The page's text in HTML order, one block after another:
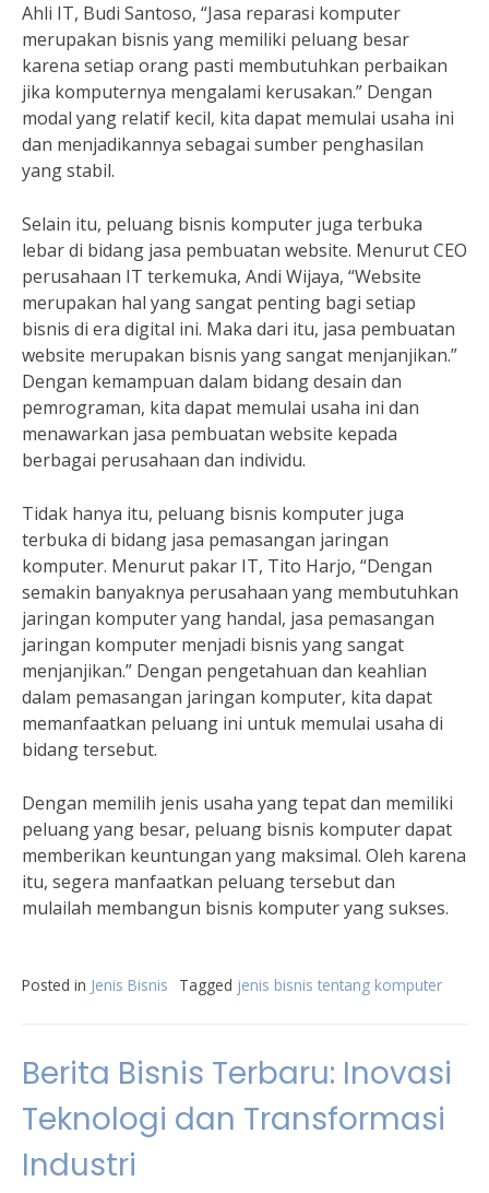
Ahli IT, Budi Santoso, “Jasa reparasi komputer
merupakan bisnis yang memiliki peluang besar
karena setiap orang pasti membutuhkan perbaikan
jika komputernya mengalami kerusakan.” Dengan
modal yang relatif kecil, kita dapat memulai usaha ini
dan menjadikannya sebagai sumber penghasilan
yang stabil.
Selain itu, peluang bisnis komputer juga terbuka
lebar di bidang jasa pembuatan website. Menurut CEO
perusahaan IT terkemuka, Andi Wijaya, “Website
merupakan hal yang sangat penting bagi setiap
bisnis di era digital ini. Maka dari itu, jasa pembuatan
website merupakan bisnis yang sangat menjanjikan.”
Dengan kemampuan dalam bidang desain dan
pemrograman, kita dapat memulai usaha ini dan
menawarkan jasa pembuatan website kepada
berbagai perusahaan dan individu.
Tidak hanya itu, peluang bisnis komputer juga
terbuka di bidang jasa pemasangan jaringan
komputer. Menurut pakar IT, Tito Harjo, “Dengan
semakin banyaknya perusahaan yang membutuhkan
jaringan komputer yang handal, jasa pemasangan
jaringan komputer menjadi bisnis yang sangat
menjanjikan.” Dengan pengetahuan dan keahlian
dalam pemasangan jaringan komputer, kita dapat
memanfaatkan peluang ini untuk memulai usaha di
bidang tersebut.
Dengan memilih jenis usaha yang tepat dan memiliki
peluang yang besar, peluang bisnis komputer dapat
memberikan keuntungan yang maksimal. Oleh karena
itu, segera manfaatkan peluang tersebut dan
mulailah membangun bisnis komputer yang sukses.
Posted in Jenis Bisnis Tagged jenis bisnis tentang komputer
Berita Bisnis Terbaru: Inovasi
Teknologi dan Transformasi
Industri